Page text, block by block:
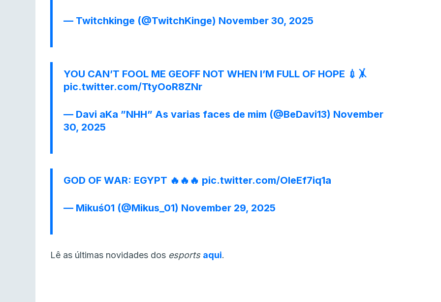
— Twitchkinge (@TwitchKinge) November 30, 2025
YOU CAN’T FOOL ME GEOFF NOT WHEN I’M FULL OF HOPE 💉🤸
pic.twitter.com/TtyOoR8ZNr
— Davi aKa ”NHH” As varias faces de mim (@BeDavi13) November
30, 2025
GOD OF WAR: EGYPT 🔥🔥🔥 pic.twitter.com/OIeEf7iq1a
— Mikuś01 (@Mikus_01) November 29, 2025
Lê as últimas novidades dos esports aqui.